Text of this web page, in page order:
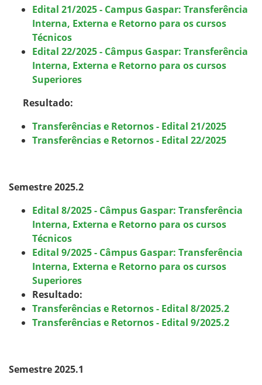
Inscrições e acompanhamento
Orientações para Matrícula
Transferências e Retornos
Provas e Gabaritos
Edital 21/2025 - Campus Gaspar: Transferência
Interna, Externa e Retorno para os cursos
Técnicos
Edital 22/2025 - Câmpus Gaspar: Transferência
Interna, Externa e Retorno para os cursos
Superiores
Resultado:
Transferências e Retornos - Edital 21/2025
Transferências e Retornos - Edital 22/2025
Semestre 2025.2
Edital 8/2025 - Câmpus Gaspar: Transferência
Interna, Externa e Retorno para os cursos
Técnicos
Edital 9/2025 - Câmpus Gaspar: Transferência
Interna, Externa e Retorno para os cursos
Superiores
Resultado:
Transferências e Retornos - Edital 8/2025.2
Transferências e Retornos - Edital 9/2025.2
Semestre 2025.1